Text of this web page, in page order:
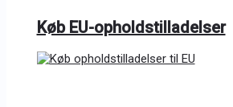
Køb EU-opholdstilladelser